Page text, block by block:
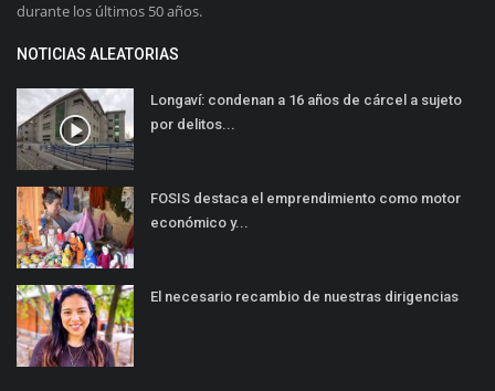
durante los últimos 50 años.
NOTICIAS ALEATORIAS
Longaví: condenan a 16 años de cárcel a sujeto
por delitos...
FOSIS destaca el emprendimiento como motor
económico y...
El necesario recambio de nuestras dirigencias